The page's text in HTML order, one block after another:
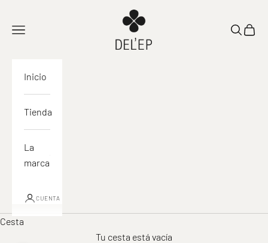
Abrir navegación
Abrir la
Ver
Inicio
Tienda
La
marca
CUENTA
Cesta
Tu cesta está vacía